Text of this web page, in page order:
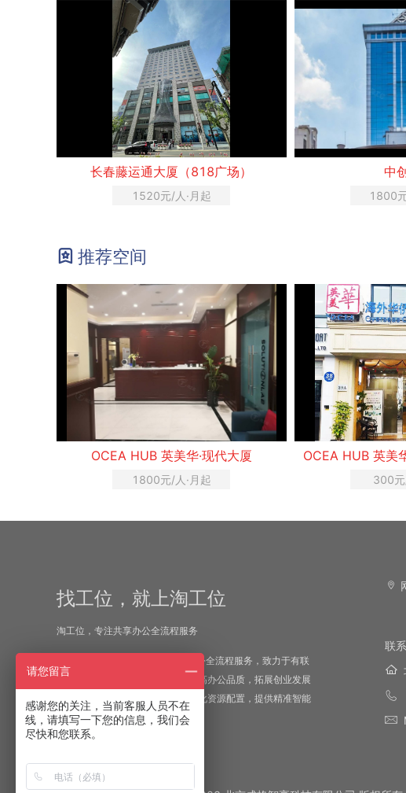
长春藤运通大厦（818广场）
1520元/人·月起
中
1800
推荐空间
OCEA HUB 英美华·现代大厦 OCEA HUB 英美华·运河湾知识
找工位，就上淘工位
淘工位，专注共享办公全流程服务
“淘工位”——专注于一站式共享办公全流程服务，致力于有联
合办公需求的企业或个人客户，提高办公品质，拓展创业发展
资源，解决选址难题；并为业主优化资源配置，提供精准智能
化管理服务。
联
请您留言
感谢您的关注，当前客服人员不在
线，请填写一下您的信息，我们会
尽快和您联系。